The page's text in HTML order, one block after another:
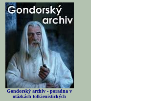
Gondorský archiv - poradna v
otázkách tolkienistických